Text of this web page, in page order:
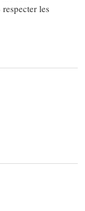
les